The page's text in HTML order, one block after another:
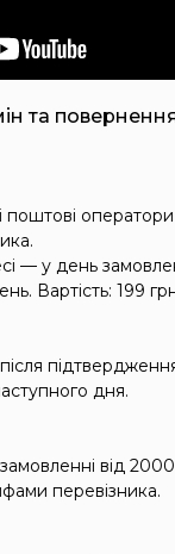
та
— у день
Вартість: 199
дня.
від
перевізника.